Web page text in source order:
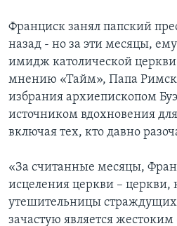
Франциск занял папский
назад - но за эти месяцы,
имидж католической
мнению «Тайм», Папа
избрания архиепископом
источником вдохновения
включая тех, кто давно
«За считанные месяцы,
исцеления церкви – церкви,
утешительницы
зачастую является